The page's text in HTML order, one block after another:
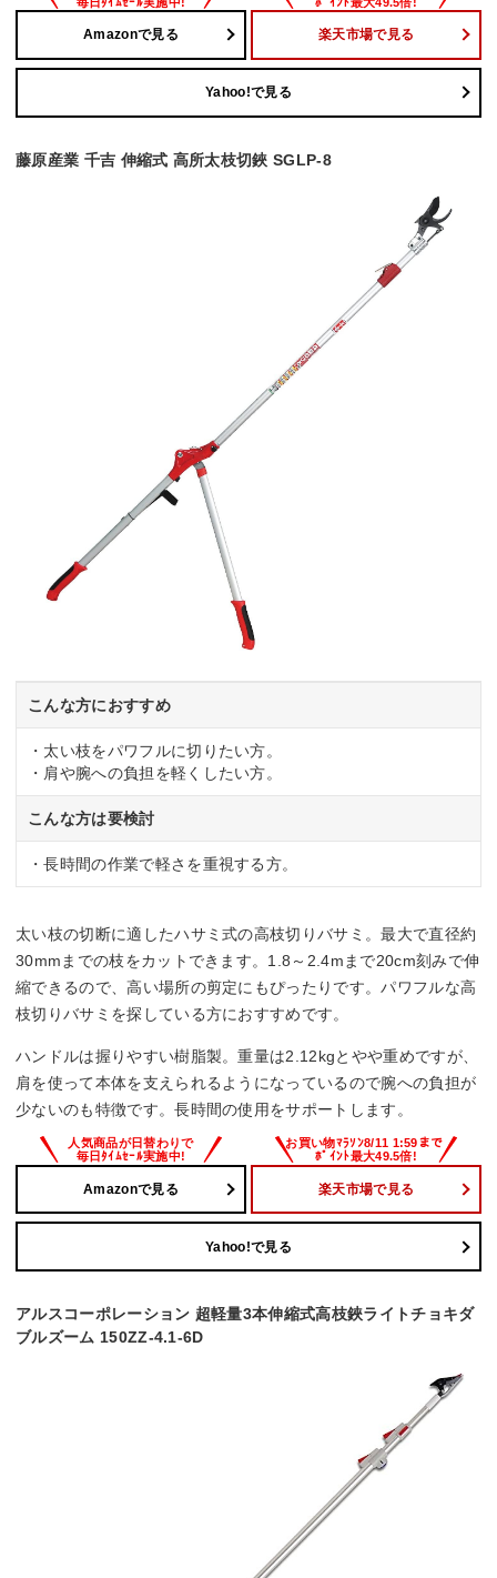
Amazonで見る 楽天市場で見る
Yahoo!で見る
藤原産業 千吉 伸縮式 高所太枝切鋏 SGLP-8
こんな方におすすめ
・太い枝をパワフルに切りたい方。
・肩や腕への負担を軽くしたい方。
こんな方は要検討
・長時間の作業で軽さを重視する方。
太い枝の切断に適したハサミ式の高枝切りバサミ。最大で直径約
30mmまでの枝をカットできます。1.8～2.4mまで20cm刻みで伸
縮できるので、高い場所の剪定にもぴったりです。パワフルな高
枝切りバサミを探している方におすすめです。
ハンドルは握りやすい樹脂製。重量は2.12kgとやや重めですが、
肩を使って本体を支えられるようになっているので腕への負担が
少ないのも特徴です。長時間の使用をサポートします。
Amazonで見る 楽天市場で見る
Yahoo!で見る
アルスコーポレーション 超軽量3本伸縮式高枝鋏ライトチョキダ
ブルズーム 150ZZ-4.1-6D